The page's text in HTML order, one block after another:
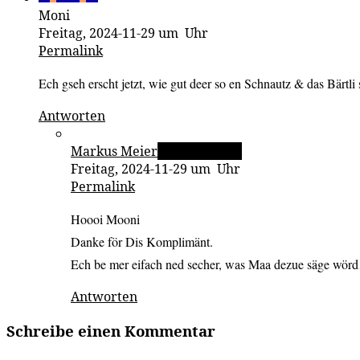
Moni
Freitag, 2024-11-29 um Uhr
Permalink
Ech gseh erscht jetzt, wie gut deer so en Schnautz & das
Antworten
Markus Meier
Freitag, 2024-11-29 um Uhr
Permalink
Hoooi Mooni
Danke för Dis Komplimänt.
Ech be mer eifach ned secher, was Maa dezue säge
Antworten
Schreibe einen Kommentar